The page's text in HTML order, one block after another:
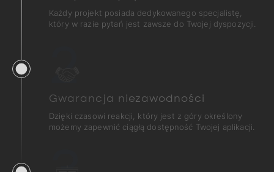
Każdy projekt posiada dedykowanego specjalistę,
który w razie pytań jest zawsze do Twojej dyspozycji.
Gwarancja niezawodności
Dzięki czasowi reakcji, który jest z góry określony
możemy zapewnić ciągłą dostępność Twojej aplikacji.